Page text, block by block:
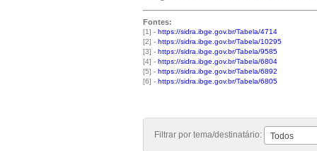
Fontes:
[1] - https://sidra.ibge.gov.br/Tabela/4714
[2] - https://sidra.ibge.gov.br/Tabela/10295
[3] - https://sidra.ibge.gov.br/Tabela/9585
[4] - https://sidra.ibge.gov.br/Tabela/6804
[5] - https://sidra.ibge.gov.br/Tabela/6892
[6] - https://sidra.ibge.gov.br/Tabela/6805
Filtrar por tema/destinatário: Todos